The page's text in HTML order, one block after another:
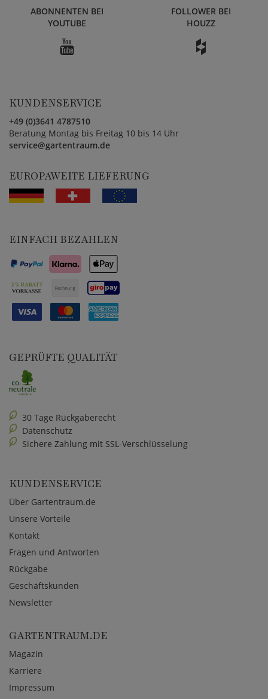
ABONNENTEN BEI
YOUTUBE
FOLLOWER BEI
HOUZZ
KUNDENSERVICE
+49 (0)3641 4787510
Beratung Montag bis Freitag 10 bis 14 Uhr
service@gartentraum.de
EUROPAWEITE LIEFERUNG
EINFACH BEZAHLEN
GEPRÜFTE QUALITÄT
30 Tage Rückgaberecht
Datenschutz
Sichere Zahlung mit SSL-Verschlüsselung
KUNDENSERVICE
Über Gartentraum.de
Unsere Vorteile
Kontakt
Fragen und Antworten
Rückgabe
Geschäftskunden
Newsletter
GARTENTRAUM.DE
Magazin
Karriere
Impressum